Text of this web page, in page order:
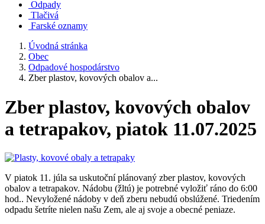
Odpady
Tlačivá
Farské oznamy
Úvodná stránka
Obec
Odpadové hospodárstvo
Zber plastov, kovových obalov a...
Zber plastov, kovových obalov
a tetrapakov, piatok 11.07.2025
V piatok 11. júla sa uskutoční plánovaný zber plastov, kovových
obalov a tetrapakov. Nádobu (žltú) je potrebné vyložiť ráno do 6:00
hod.. Nevyložené nádoby v deň zberu nebudú obslúžené. Triedením
odpadu šetríte nielen našu Zem, ale aj svoje a obecné peniaze.